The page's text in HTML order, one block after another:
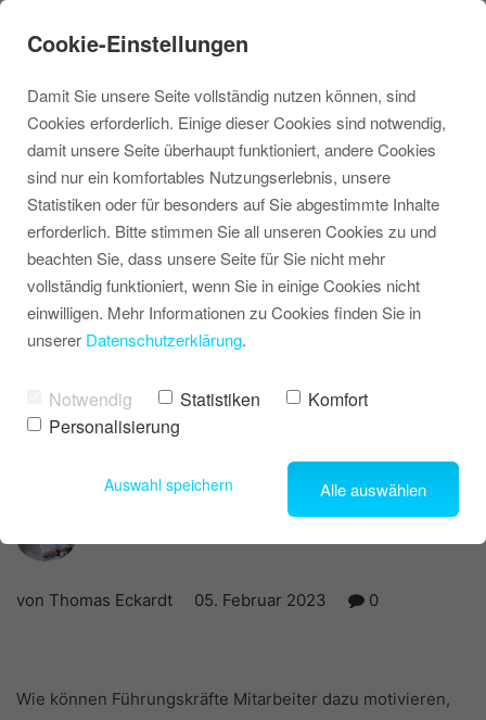
Konfliktlösung und Fehlverhalten
Shares
von Thomas Eckardt 05. Februar 2023 0
Wie können Führungskräfte Mitarbeiter dazu motivieren,
Cookie-Einstellungen
Damit Sie unsere Seite vollständig nutzen können, sind
Cookies erforderlich. Einige dieser Cookies sind notwendig,
damit unsere Seite überhaupt funktioniert, andere Cookies
sind nur ein komfortables Nutzungserlebnis, unsere
Statistiken oder für besonders auf Sie abgestimmte Inhalte
erforderlich. Bitte stimmen Sie all unseren Cookies zu und
beachten Sie, dass unsere Seite für Sie nicht mehr
vollständig funktioniert, wenn Sie in einige Cookies nicht
einwilligen. Mehr Informationen zu Cookies finden Sie in
unserer Datenschutzerklärung.
Notwendig Statistiken
Komfort
Personalisierung
Auswahl speichern Alle auswählen